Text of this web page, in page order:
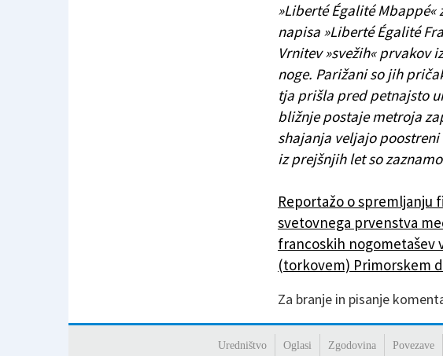
»Liberté Égalité
napisa »Liberté Égalité
Vrnitev »svežih« prvakov
noge. Parižani so jih
tja prišla pred petnajsto
bližnje postaje metroja
shajanja veljajo
iz prejšnjih let so
Reportažo o spremljanju
svetovnega prvenstva
francoskih nogometašev
(torkovem) Primorskem
Za branje in pisanje
Uredništvo Oglasi Zgodovina Povezave